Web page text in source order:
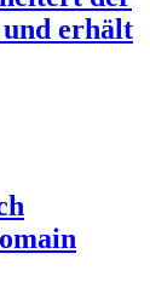
erhält